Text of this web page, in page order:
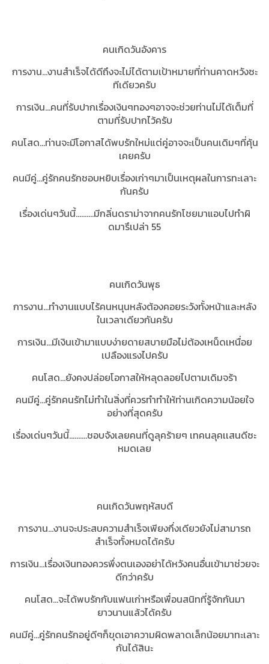
คนเกิดวันอังคาร
การงาน...งานสำเร็จได้ดีถึงจะไม่ได้ตามเป้าหมายที่ท่านคาดหวังซะ
ทีเดียวครับ
การเงิน...คนที่รับปากเรื่องเงินๆทองๆอาจจะช่วยท่านไม่ได้เต็มที่
ตามที่รับปากไว้ครับ
คนโสด...ท่านจะมีโอกาสได้พบรักใหม่แต่คู่อาจจะเป็นคนเดิมๆที่คุ้น
เคยครับ
คนมีคู่...คู่รักคนรักชอบหยิบเรื่องเก่าๆมาเป็นเหตุผลในการทะเลาะ
กันครับ
เรื่องเด่นๆวันนี้..........มีกลิ่นดราม่าจากคนรักโชยมาแอบไปทำผิ
ดมารึเปล่า 55
คนเกิดวันพุธ
การงาน...ทำงานแบบไร้คนหนุนหลังต้องคอยระวังทั้งหน้าและหลัง
ในเวลาเดียวกันครับ
การเงิน...มีเงินเข้ามาแบบง่ายดายสบายมือไม่ต้องเหน็ดเหนื่อย
เปลืองแรงไปครับ
คนโสด...ยังคงปล่อยโอกาสให้หลุดลอยไปตามเดิมจร้า
คนมีคู่...คู่รักคนรักไม่ทำในสิ่งที่ควรทำทำให้ท่านเกิดความน้อยใจ
อย่างที่สุดครับ
เรื่องเด่นๆวันนี้..........ชอบจังเลยคนที่ดูลุคร้ายๆ เทคนลุคเเสนดีซะ
หมดเลย
คนเกิดวันพฤหัสบดี
การงาน...งานจะประสบความสำเร็จเพียงกึ่งเดียวยังไม่สามารถ
สำเร็จทั้งหมดได้ครับ
การเงิน...เรื่องเงินทองควรพึ่งตนเองอย่าได้หวังคนอื่นเข้ามาช่วยจะ
ดีกว่าครับ
คนโสด...จะได้พบรักกับแฟนเก่าหรือเพื่อนสนิทที่รู้จักกันมา
ยาวนานแล้วได้ครับ
คนมีคู่...คู่รักคนรักอยู่ดีๆก็ขุดเอาความผิดพลาดเล็กน้อยมาทะเลาะ
กันได้สินะ